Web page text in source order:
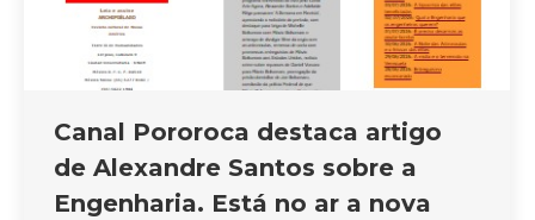
Canal Pororoca destaca artigo
de Alexandre Santos sobre a
Engenharia. Está no ar a nova